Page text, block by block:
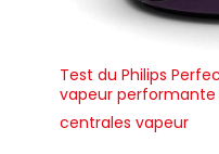
Test du Philips
vapeur performante
centrales vapeur